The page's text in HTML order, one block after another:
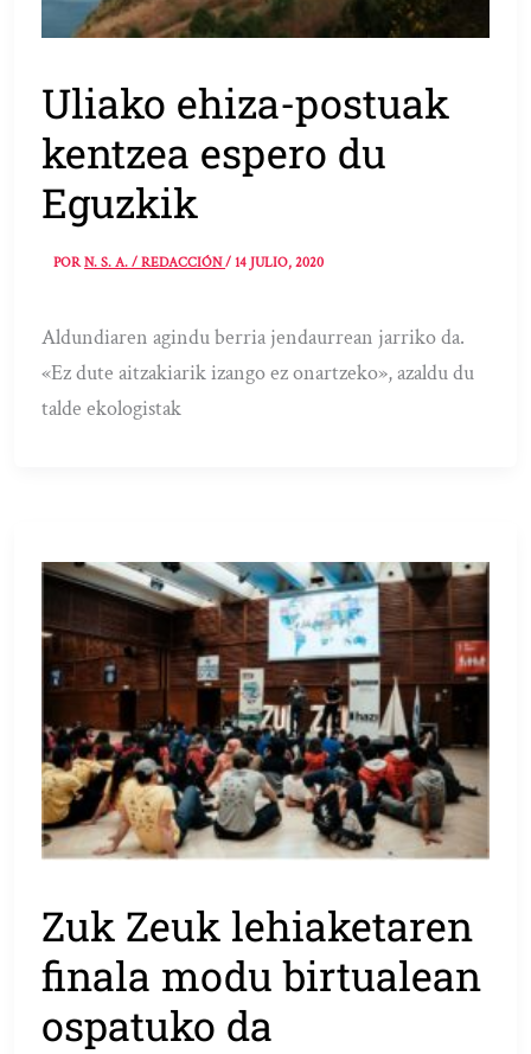
Uliako ehiza-postuak
kentzea espero du
Eguzkik
PORN. S. A. / REDACCIÓN/14 JULIO, 2020
Aldundiaren agindu berria jendaurrean jarriko da.
«Ez dute aitzakiarik izango ez onartzeko», azaldu du
talde ekologistak
Zuk Zeuk lehiaketaren
finala modu birtualean
ospatuko da